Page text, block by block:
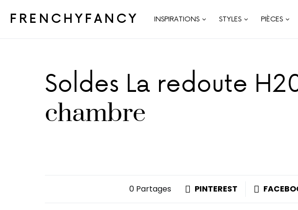
FRENCHYFANCY INSPIRATIONS STYLES PIÈCES
Soldes La redoute
chambre
0 Partages PINTEREST